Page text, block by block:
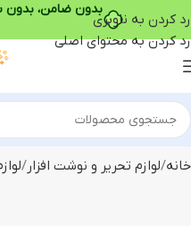
رد کردن به ناوبری
رد کردن به محتوای اصلی
خانه لوازم تحریر و نوشت افزار